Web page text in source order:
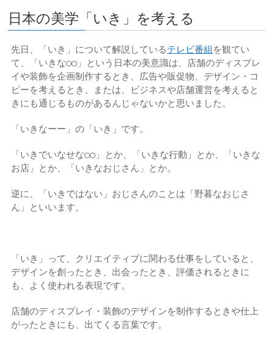
日本の美学「いき」を考える
先日、「いき」について解説しているテレビ番組 を観てい
て、「いきな○○」という日本の美意識は、店舗のディスプレ
イや装飾を企画制作するとき、広告や販促物、デザイン・コ
ピーを考えるとき、または、ビジネスや店舗運営を考えると
きにも通じるものがあるんじゃないかと思いました。
「いきなーー」の「いき」です。
「いきでいなせな○○」とか、「いきな行動」とか、「いきな
お店」とか、「いきなおじさん」とか。
逆に、「いきではない」おじさんのことは「野暮なおじさ
ん」といいます。
「いき」って、クリエイティブに関わる仕事をしていると、
デザインを創ったとき、出会ったとき、評価されるときに
も、よく使われる表現です。
店舗のディスプレイ・装飾のデザインを制作するときや仕上
がったときにも、出てくる言葉です。